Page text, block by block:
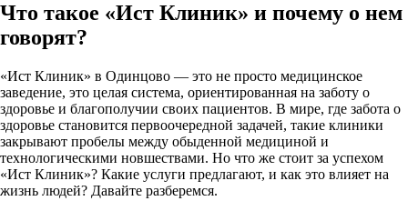
Что такое «Ист Клиник» и почему о нем
говорят?
«Ист Клиник» в Одинцово — это не просто медицинское
заведение, это целая система, ориентированная на заботу о
здоровье и благополучии своих пациентов. В мире, где забота о
здоровье становится первоочередной задачей, такие клиники
закрывают пробелы между обыденной медициной и
технологическими новшествами. Но что же стоит за успехом
«Ист Клиник»? Какие услуги предлагают, и как это влияет на
жизнь людей? Давайте разберемся.